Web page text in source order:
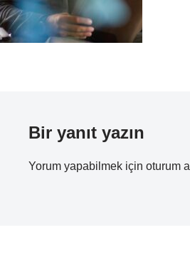
Bir yanıt yazın
Yorum yapabilmek için oturum